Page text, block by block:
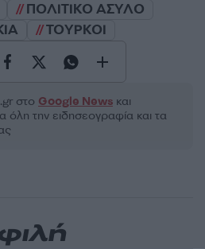
ΠΟΛΙΤΙΚΟ ΑΣΥΛΟ
ΤΟΥΡΚΟΙ
στο Google News και
όλη την ειδησεογραφία και τα